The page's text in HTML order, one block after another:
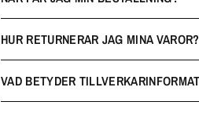
HUR RETURNERAR JAG MINA VAROR?
VAD BETYDER